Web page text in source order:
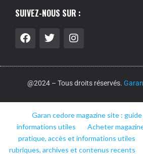
SUIVEZ-NOUS SUR :
@2024 – Tous droits réservés.
Garan cedore magazine site :
informations utiles
Acheter
pratique, accès et informations utiles
rubriques, archives et contenus recents